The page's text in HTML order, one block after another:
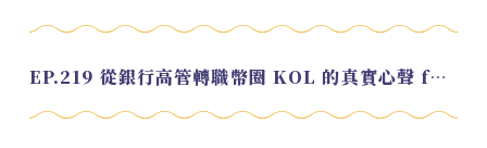
EP.219 從銀行高管轉職幣圈 KOL 的真實心聲 feat.龜大